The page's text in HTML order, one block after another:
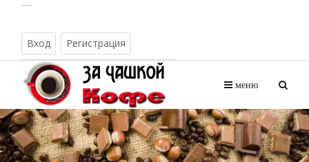
Вход Регистрация
Понедельник, 10.08.2026, 23:39
меню